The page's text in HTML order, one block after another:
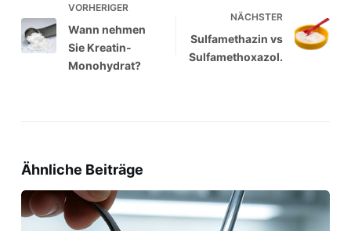
VORHERIGER
Wann nehmen
Sie Kreatin-
Monohydrat?
NÄCHSTER
Sulfamethazin vs
Sulfamethoxazol.
Ähnliche Beiträge